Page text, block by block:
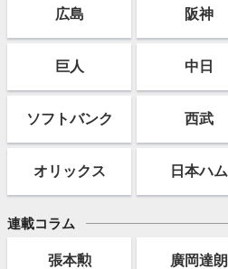
広島 阪神
巨人 中日
ソフトバンク 西武
オリックス 日本ハム
連載コラム
張本勲 廣岡達朗